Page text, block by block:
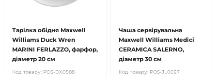
Тарілка обідня Maxwell
Williams Duck Wren
MARINI FERLAZZO, фарфор,
діаметр 20 см
Код товару: POS-DX0588
Чаша сервірувальна
Maxwell Williams Medici
CERAMICA SALERNO,
діаметр 30 см
Код товару: POS-JL0027